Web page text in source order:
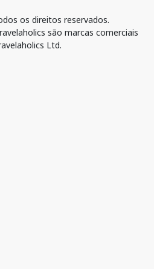
os direitos reservados.
são marcas comerciais
Ltd.